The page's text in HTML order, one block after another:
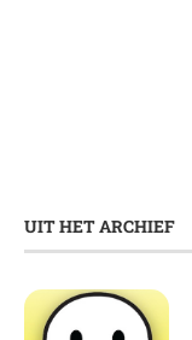
UIT HET ARCHIEF